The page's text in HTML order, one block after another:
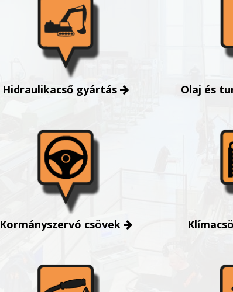
Hidraulikacső gyártás Olaj és
Kormányszervó csövek